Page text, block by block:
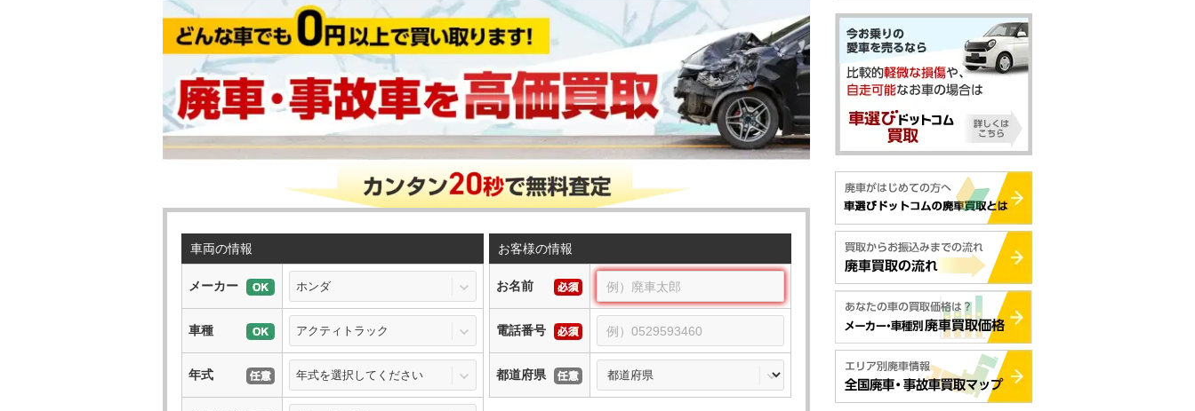
車両の情報
メーカー
車種
年式
お客様の情報
お名前
電話番号
都道府県